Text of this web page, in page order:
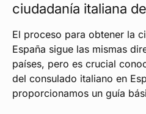
ciudadanía italiana
El proceso para obtener la
España sigue las mismas
países, pero es crucial
del consulado italiano en
proporcionamos un guía